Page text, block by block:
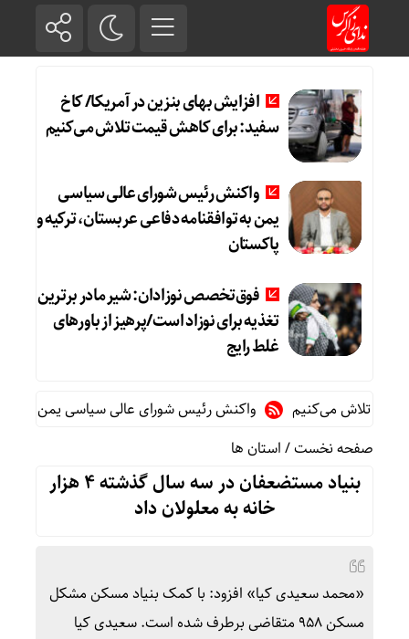
افزایش بهای بنزین در آمریکا/ کاخ
سفید: برای کاهش قیمت تلاش می‌کنیم
واکنش رئیس شورای عالی سیاسی
یمن به توافقنامه دفاعی عربستان، ترکیه و
پاکستان
فوق‌تخصص نوزادان: شیر مادر برترین
تغذیه برای نوزاد است/پرهیز از باورهای
غلط رایج
تلاش می‌کنیم
واکنش رئیس شورای عالی سیاسی یمن به
صفحه نخست/استان ها
بنیاد مستضعفان در سه سال گذشته ۴ هزار
خانه به معلولان داد
«محمد سعیدی کیا» افزود: با کمک بنیاد مسکن مشکل
مسکن ۹۵۸ متقاضی برطرف شده است. سعیدی کیا